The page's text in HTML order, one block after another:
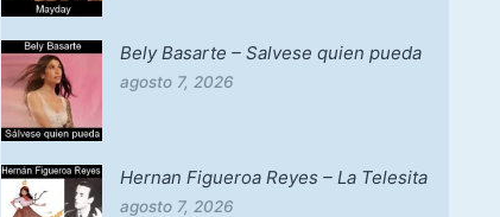
Bely Basarte – Salvese quien pueda
agosto 7, 2026
Hernan Figueroa Reyes – La Telesita
agosto 7, 2026